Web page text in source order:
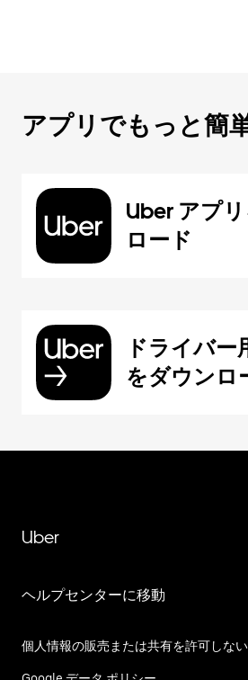
アプリでもっと簡
Uber アプ
ロード
ドライバー
をダウンロ
Uber
ヘルプセンターに移動
個人情報の販売または共有を許可しない